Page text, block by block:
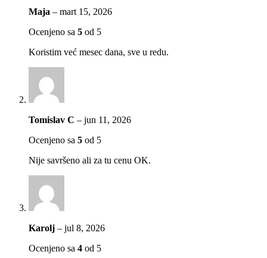
Maja – mart 15, 2026
Ocenjeno sa 5 od 5
Koristim već mesec dana, sve u redu.
Tomislav C – jun 11, 2026
Ocenjeno sa 5 od 5
Nije savršeno ali za tu cenu OK.
Karolj – jul 8, 2026
Ocenjeno sa 4 od 5